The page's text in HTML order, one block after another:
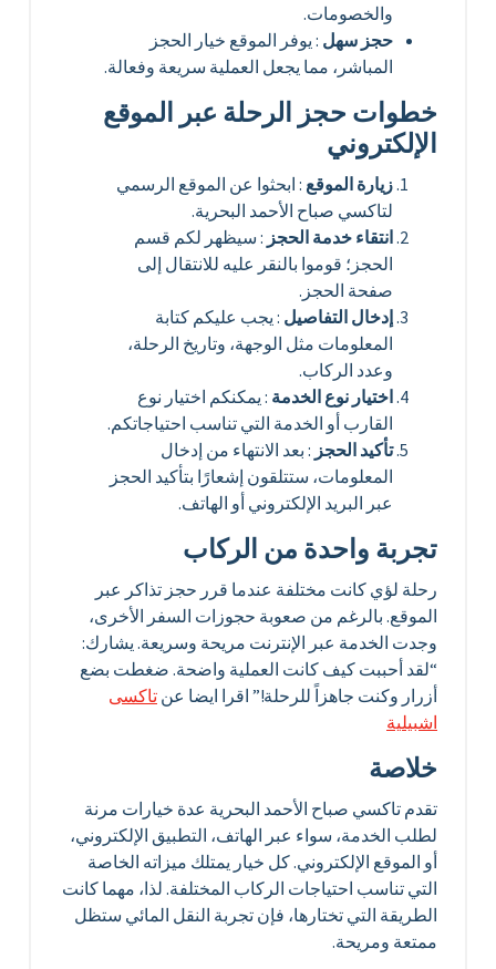
والخصومات.
حجز سهل : يوفر الموقع خيار الحجز
المباشر، مما يجعل العملية سريعة وفعالة.
خطوات حجز الرحلة عبر الموقع
الإلكتروني
زيارة الموقع: ابحثوا عن الموقع الرسمي
لتاكسي صباح الأحمد البحرية.
انتقاء خدمة الحجز: سيظهر لكم قسم
الحجز؛ قوموا بالنقر عليه للانتقال إلى
صفحة الحجز.
إدخال التفاصيل : يجب عليكم كتابة
المعلومات مثل الوجهة، وتاريخ الرحلة،
وعدد الركاب.
اختيار نوع الخدمة: يمكنكم اختيار نوع
القارب أو الخدمة التي تناسب احتياجاتكم.
تأكيد الحجز: بعد الانتهاء من إدخال
المعلومات، ستتلقون إشعارًا بتأكيد الحجز
عبر البريد الإلكتروني أو الهاتف.
تجربة واحدة من الركاب
رحلة لؤي كانت مختلفة عندما قرر حجز تذاكر عبر
الموقع. بالرغم من صعوبة حجوزات السفر الأخرى،
وجدت الخدمة عبر الإنترنت مريحة وسريعة. يشارك:
“لقد أحببت كيف كانت العملية واضحة. ضغطت بضع
أزرار وكنت جاهزاً للرحلة!” اقرا ايضا عنتاكسى
اشبيلية
خلاصة
تقدم تاكسي صباح الأحمد البحرية عدة خيارات مرنة
لطلب الخدمة، سواء عبر الهاتف، التطبيق الإلكتروني،
أو الموقع الإلكتروني. كل خيار يمتلك ميزاته الخاصة
التي تناسب احتياجات الركاب المختلفة. لذا، مهما كانت
الطريقة التي تختارها، فإن تجربة النقل المائي ستظل
ممتعة ومريحة.